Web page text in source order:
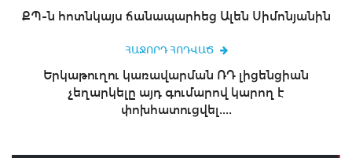
ՔՊ-ն հոտնկայս ճանապարհեց Ալեն Սիմոնյանին
ՀԱՋՈՐԴ ՀՈԴՎԱԾ
Երկաթուղու կառավարման ՌԴ լիցենցիան
չեղարկելը այդ գումարով կարող է
փոխհատուցվել....